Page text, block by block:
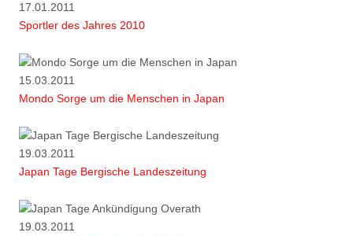
17.01.2011
Sportler des Jahres 2010
15.03.2011
Mondo Sorge um die Menschen in Japan
19.03.2011
Japan Tage Bergische Landeszeitung
19.03.2011